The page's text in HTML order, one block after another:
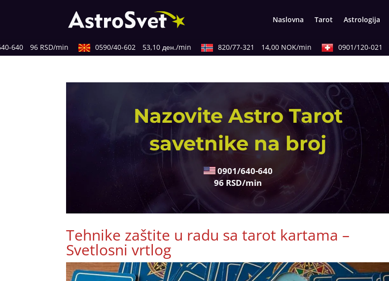
Naslovna Tarot Astrologija
640 96 RSD/min 0590/40-602 53,10 ден./min 820/77-321 14,00 NOK/min 0901/120-021
Nazovite Astro Tarot
savetnike na broj
0901/640-640
96 RSD/min
Tehnike zaštite u radu sa tarot kartama –
Svetlosni vrtlog